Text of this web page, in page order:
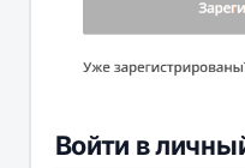
Войти в